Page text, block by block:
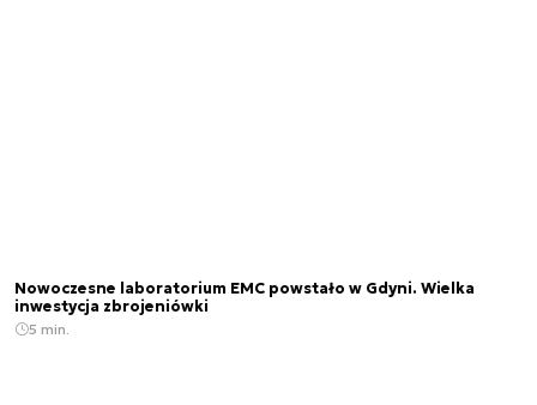
Nowoczesne laboratorium EMC powstało w Gdyni. Wielka
inwestycja zbrojeniówki
5 min.